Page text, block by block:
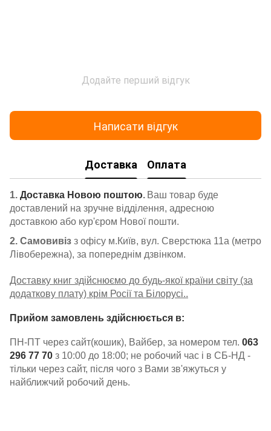
Додайте перший відгук
Написати відгук
Доставка Оплата
1. Доставка Новою поштою. Ваш товар буде
доставлений на зручне відділення, адресною
доставкою або кур'єром Нової пошти.
2. Самовивіз з офісу м.Київ, вул. Сверстюка 11а (метро
Лівобережна), за попереднім дзвінком.
Доставку книг здійснюємо до будь-якої країни світу (за
додаткову плату) крім Росії та Білорусі..
Прийом замовлень здійснюється в:
ПН-ПТ через сайт(кошик), Вайбер, за номером тел. 063
296 77 70 з 10:00 до 18:00; не робочий час і в СБ-НД -
тільки через сайт, після чого з Вами зв'яжуться у
найближчий робочий день.